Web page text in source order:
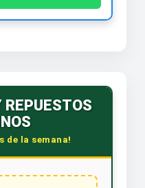
REPUESTOS
de la semana!